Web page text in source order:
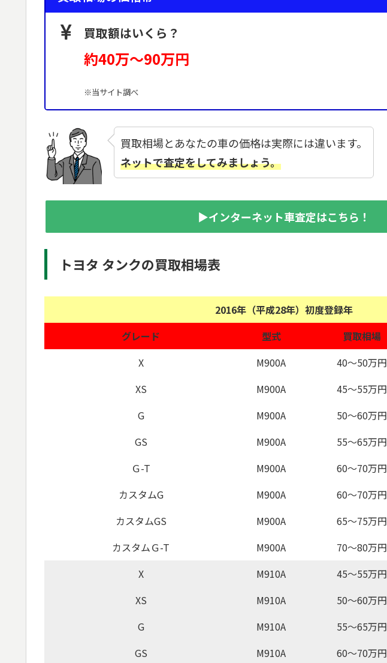
買取額はいくら？
約40万～90万円
※当サイト調べ
買取相場とあなたの車の価格は実際には違います。
ネットで査定をしてみましょう。
▶インターネット車査定はこちら！
トヨタ タンクの買取相場表
2016年（平成28年）初度登録年
グレード
型式 買取相場
X
M900A 40～50万円
XS
M900A 45～55万円
G
M900A 50～60万円
GS
M900A 55～65万円
Ｇ-T
M900A 60～70万円
カスタムG
M900A 60～70万円
カスタムGS
M900A 65～75万円
カスタムＧ-T
M900A 70～80万円
X
M910A 45～55万円
XS
M910A 50～60万円
G
M910A 55～65万円
GS
M910A 60～70万円